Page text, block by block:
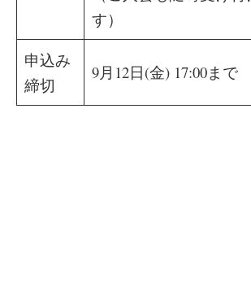
す）
申込み
締切
9月12日(金) 17:00まで